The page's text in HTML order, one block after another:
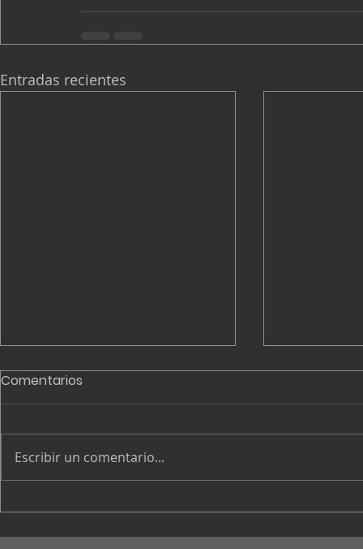
Entradas recientes
La planta que entrena a
El
Comentarios
Escribir un comentario...